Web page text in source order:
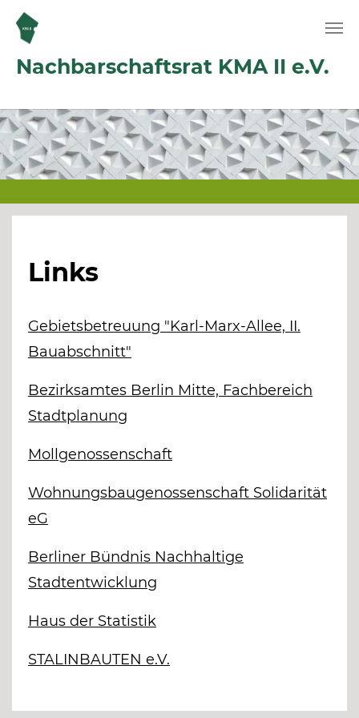
Zum Hauptinhalt springen
Nachbarschaftsrat KMA II e.V.
Links
Gebietsbetreuung "Karl-Marx-Allee, II.
Bauabschnitt"
Bezirksamtes Berlin Mitte, Fachbereich
Stadtplanung
Mollgenossenschaft
Wohnungsbaugenossenschaft Solidarität
eG
Berliner Bündnis Nachhaltige
Stadtentwicklung
Haus der Statistik
STALINBAUTEN e.V.